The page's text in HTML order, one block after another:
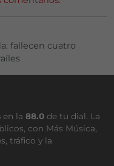
fallecen cuatro
en la 88.0 de tu dial. La
con Más Música,
tráfico y la